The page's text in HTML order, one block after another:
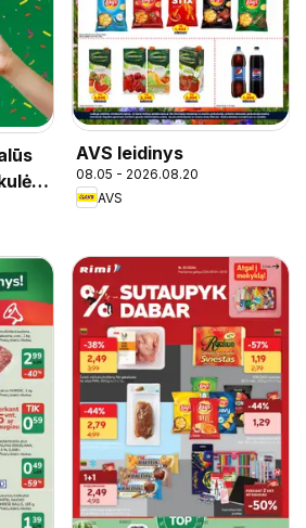
AVS leidinys
08.05 - 2026.08.20
AVS